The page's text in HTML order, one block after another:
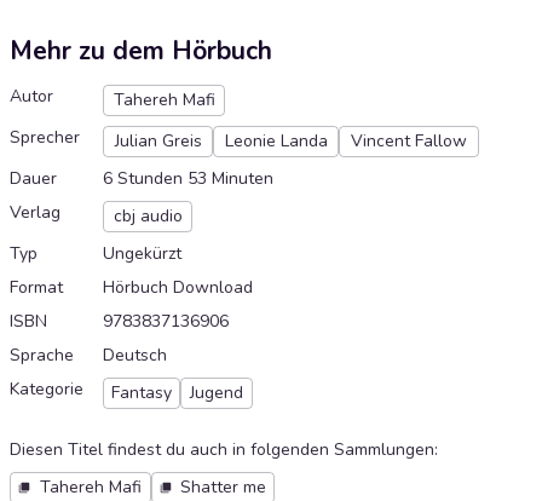
Mehr zu dem Hörbuch
Autor
Tahereh Mafi
Sprecher
Julian Greis Leonie Landa
Vincent Fallow
Dauer
6 Stunden 53 Minuten
Verlag
cbj audio
Typ
Ungekürzt
Format
Hörbuch Download
ISBN
9783837136906
Sprache
Deutsch
Kategorie
Fantasy Jugend
Diesen Titel findest du auch in folgenden Sammlungen:
Tahereh Mafi
Shatter me